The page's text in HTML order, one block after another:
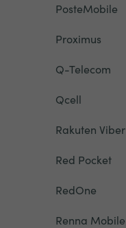
PosteMobile
Proximus
Q-Telecom
Qcell
Rakuten Viber
Red Pocket
RedOne
Renna Mobile